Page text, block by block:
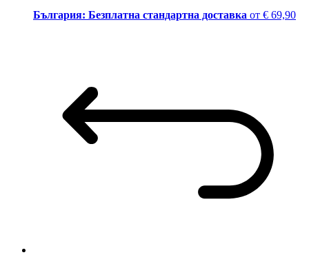
България: Безплатна стандартна доставка от € 69,90